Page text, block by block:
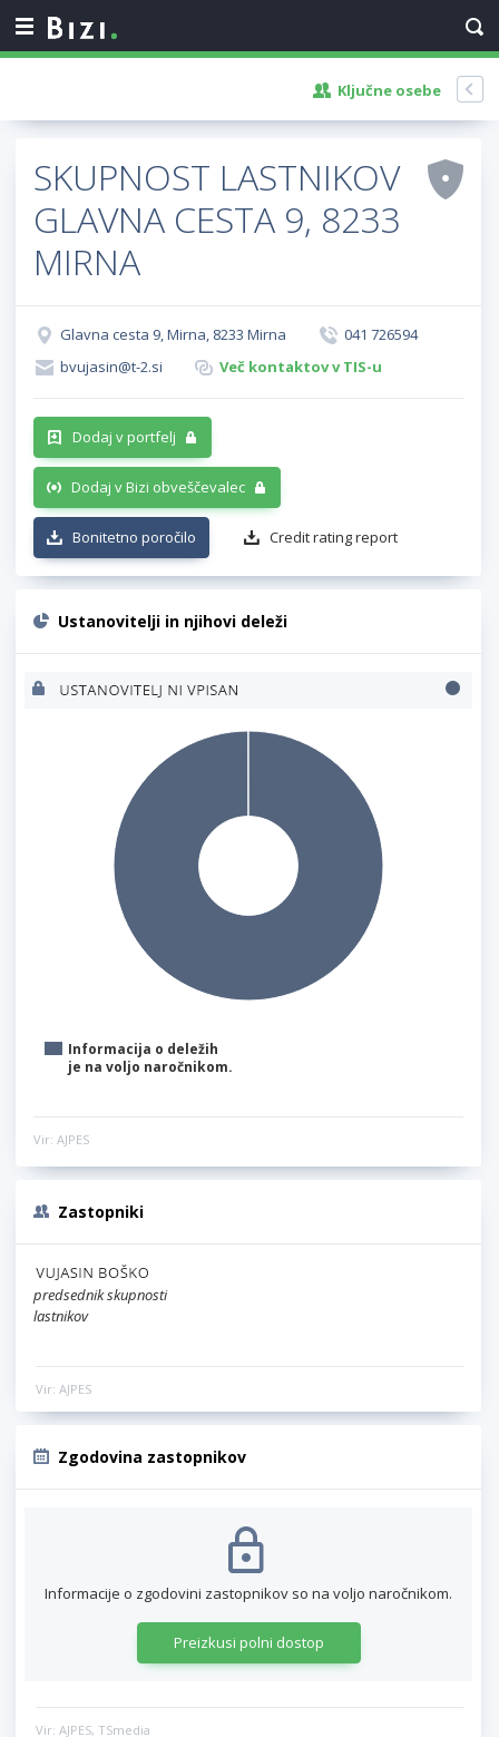
Ključne osebe
SKUPNOST LASTNIKOV
GLAVNA CESTA 9, 8233
MIRNA
Glavna cesta 9, Mirna, 8233 Mirna
041 726594
bvujasin@t-2.si
Več kontaktov v TIS-u
Dodaj v portfelj
Dodaj v Bizi obveščevalec
Bonitetno poročilo Credit rating report
Ustanovitelji in njihovi deleži
Informacija o deležih
je na voljo naročnikom.
Vir: AJPES
Zastopniki
predsednik skupnosti
lastnikov
Vir: AJPES
Zgodovina zastopnikov
Informacije o zgodovini zastopnikov so na voljo naročnikom.
Preizkusi polni dostop
Vir: AJPES, TSmedia